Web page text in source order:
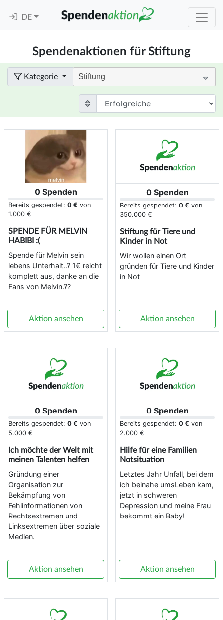
DE
Spendenaktionen für Stiftung
Kategorie
0 Spenden
Bereits gespendet: 0 € von
1.000 €
SPENDE FÜR MELVIN
HABIBI :(
Spende für Melvin sein
lebens Unterhalt..? 1€ reicht
komplett aus, danke an die
Fans von Melvin.??
Aktion ansehen
0 Spenden
Bereits gespendet: 0 € von
350.000 €
Stiftung für Tiere und
Kinder in Not
Wir wollen einen Ort
gründen für Tiere und Kinder
in Not
Aktion ansehen
0 Spenden
Bereits gespendet: 0 € von
5.000 €
Ich möchte der Welt mit
meinen Talenten helfen
Gründung einer
Organisation zur
Bekämpfung von
Fehlinformationen von
Rechtsextremen und
Linksextremen über soziale
Medien.
Aktion ansehen
0 Spenden
Bereits gespendet: 0 € von
2.000 €
Hilfe für eine Familien
Notsituation
Letztes Jahr Unfall, bei dem
ich beinahe umsLeben kam,
jetzt in schweren
Depression und meine Frau
bekommt ein Baby!
Aktion ansehen